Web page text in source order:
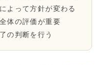
よって方針が変わる
体の評価が重要
の判断を行う